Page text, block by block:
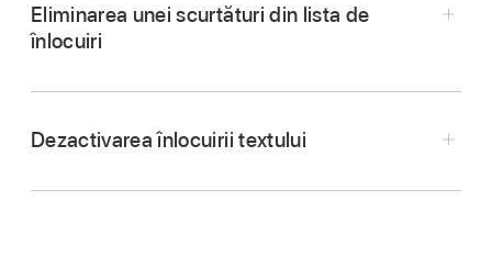
Apăsați ,apăsați Configurări, apoi apăsați
Eliminarea unei scurtături din lista de
înlocuiri
Apăsați Listă de înlocuiri, apoi apăsați Editați.
Apăsați
de lângă scurtătură, apoi apăsați
Dezactivarea înlocuirii textului